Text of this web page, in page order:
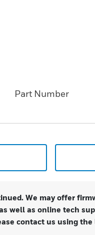
Part Number
We may offer
well as online tech
contact us using the